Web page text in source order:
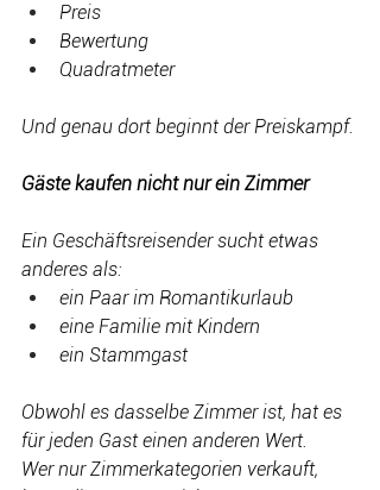
Preis
Bewertung
Quadratmeter
Und genau dort beginnt der Preiskampf.
Gäste kaufen nicht nur ein Zimmer
Ein Geschäftsreisender sucht etwas
anderes als:
ein Paar im Romantikurlaub
eine Familie mit Kindern
ein Stammgast
Obwohl es dasselbe Zimmer ist, hat es
für jeden Gast einen anderen Wert.
Wer nur Zimmerkategorien verkauft,